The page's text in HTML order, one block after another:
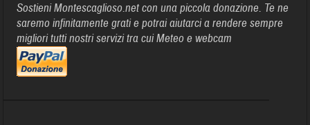
Sostieni Montescaglioso.net con una piccola donazione. Te ne
saremo infinitamente grati e potrai aiutarci a rendere sempre
migliori tutti nostri servizi tra cui Meteo e webcam